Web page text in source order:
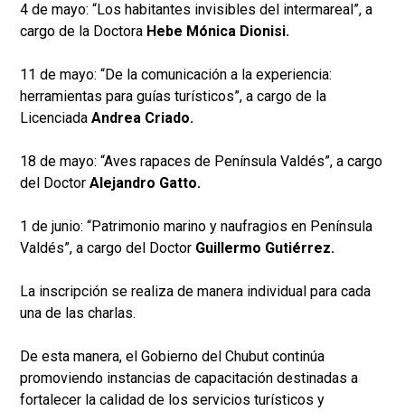
4 de mayo: “Los habitantes invisibles del intermareal”, a
cargo de la Doctora Hebe Mónica Dionisi.
11 de mayo: “De la comunicación a la experiencia:
herramientas para guías turísticos”, a cargo de la
Licenciada Andrea Criado.
18 de mayo: “Aves rapaces de Península Valdés”, a cargo
del Doctor Alejandro Gatto.
1 de junio: “Patrimonio marino y naufragios en Península
Valdés”, a cargo del Doctor Guillermo Gutiérrez.
La inscripción se realiza de manera individual para cada
una de las charlas.
De esta manera, el Gobierno del Chubut continúa
promoviendo instancias de capacitación destinadas a
fortalecer la calidad de los servicios turísticos y